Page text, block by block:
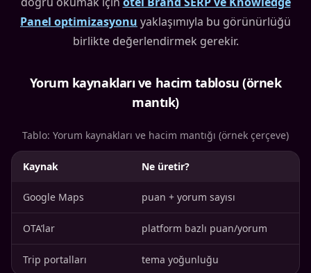
Panel optimizasyonu yaklaşımıyla bu görünürlüğü
birlikte değerlendirmek gerekir.
Yorum kaynakları ve hacim tablosu (örnek
mantık)
Tablo: Yorum kaynakları ve hacim mantığı (örnek çerçeve)
Kaynak Ne üretir?
Google Maps puan + yorum sayısı
OTA’lar platform bazlı puan/yorum
Trip portalları tema yoğunluğu